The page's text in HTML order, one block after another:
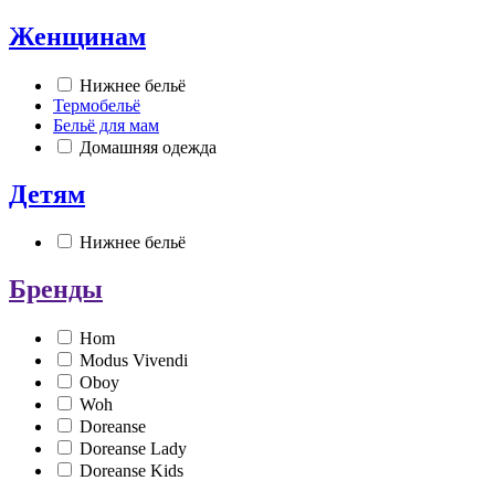
Женщинам
Нижнее бельё
Термобельё
Бельё для мам
Домашняя одежда
Детям
Нижнее бельё
Бренды
Hom
Modus Vivendi
Oboy
Woh
Doreanse
Doreanse Lady
Doreanse Kids